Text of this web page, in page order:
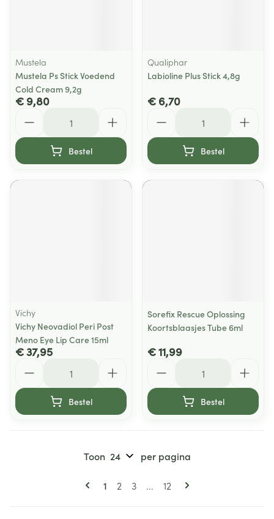
Mustela
Mustela Ps Stick Voedend
Cold Cream 9,2g
€ 9,80
Bestel
Qualiphar
Labioline Plus Stick 4,8g
€ 6,70
Bestel
Vichy
Vichy Neovadiol Peri Post
Meno Eye Lip Care 15ml
€ 37,95
Bestel
Sorefix Rescue Oplossing
Koortsblaasjes Tube 6ml
€ 11,99
Bestel
Pagina's
U lees momenteel pagina
1 Pagina
2 Pagina
3 ... Pagina
12
Toon per pagina